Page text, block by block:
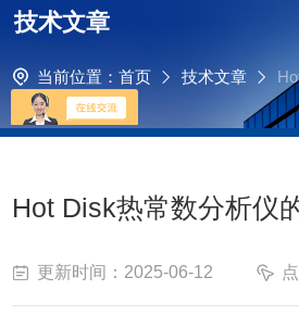
技术文章
当前位置： 首页 技术文章
的原理与应用
Hot Disk热常数分析仪
更新时间：2025-06-12